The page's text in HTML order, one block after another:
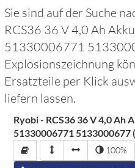
Sie sind auf der Suche
RCS36 36 V 4,0 Ah
51330006771
Explosionszeichnung
Ersatzteile per Klick
liefern lassen.
Ryobi - RCS36 36 V 4,0 Ah
51330006771 5133000677
100%